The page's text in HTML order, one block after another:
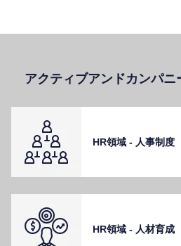
アクティブアンドカンパニ
HR領域 - ⼈事制度
HR領域 - ⼈材育成